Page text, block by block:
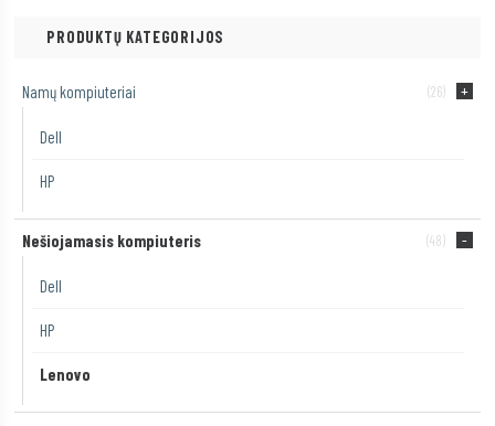
PRODUKTŲ KATEGORIJOS
Namų kompiuteriai (26)
Dell
HP
Nešiojamasis kompiuteris (48)
Dell
HP
Lenovo